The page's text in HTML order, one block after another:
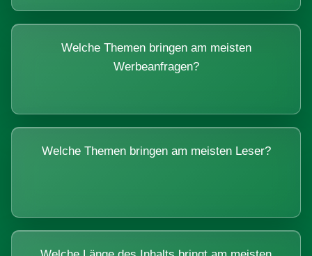
Welche Themen bringen am meisten
Werbeanfragen?
Welche Themen bringen am meisten Leser?